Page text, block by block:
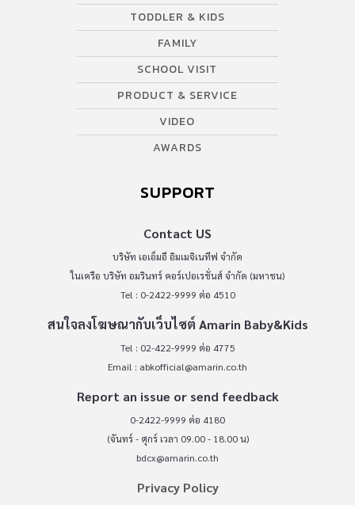
TODDLER & KIDS
FAMILY
SCHOOL VISIT
PRODUCT & SERVICE
VIDEO
AWARDS
SUPPORT
Contact US
บริษัท เอเอ็มอี อิมเมจิเนทีฟ จำกัด
ในเครือ บริษัท อมรินทร์ คอร์เปอเรชั่นส์ จำกัด (มหาชน)
Tel : 0-2422-9999 ต่อ 4510
สนใจลงโฆษณากับเว็บไซต์ Amarin Baby&Kids
Tel : 02-422-9999 ต่อ 4775
Email : abkofficial@amarin.co.th
Report an issue or send feedback
0-2422-9999 ต่อ 4180
(จันทร์ - ศุกร์ เวลา 09.00 - 18.00 น)
bdcx@amarin.co.th
Privacy Policy